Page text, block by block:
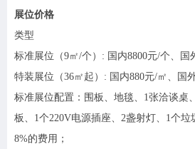
展位价格
类型
标准展位（9㎡/个）: 国内8800元/个、国
特装展位（36㎡起）: 国内880元/㎡、国
标准展位配置：围板、地毯、 1张洽谈桌
板、1个220V电源插座、2盏射灯、1个
8%的费用；